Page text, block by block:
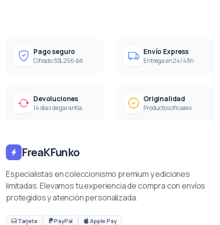
Pago seguro
Cifrado SSL 256-bit
Envío Express
Entrega en 24/48h
Devoluciones
14 días de garantía
Originalidad
Productos oficiales
FreaKFunko
Especialistas en coleccionismo premium y ediciones
limitadas. Elevamos tu experiencia de compra con envíos
protegidos y atención personalizada.
Tarjeta PayPal Apple Pay